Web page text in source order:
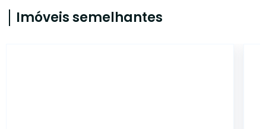
Imóveis semelhantes